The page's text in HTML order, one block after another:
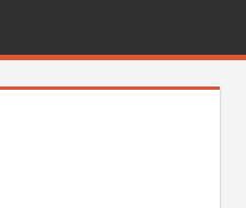
FEUERWEHR